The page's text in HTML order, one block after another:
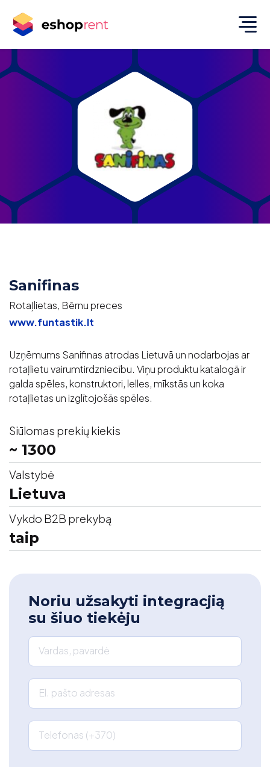
Sanifinas
Rotaļlietas, Bērnu preces
www.funtastik.lt
Uzņēmums Sanifinas atrodas Lietuvā un nodarbojas ar
rotaļlietu vairumtirdzniecību. Viņu produktu katalogā ir
galda spēles, konstruktori, lelles, mīkstās un koka
rotaļlietas un izglītojošās spēles.
Siūlomas prekių kiekis
~ 1300
Valstybė
Lietuva
Vykdo B2B prekybą
taip
Noriu užsakyti integracjią
su šiuo tiekėju
Vardas, pavardė
El. pašto adresas
Telefonas (+370)